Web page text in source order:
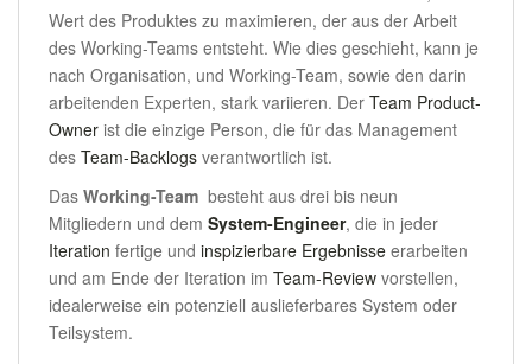
Wert des Produktes zu maximieren, der aus der Arbeit
des Working-Teams entsteht. Wie dies geschieht, kann je
nach Organisation, und Working-Team, sowie den darin
arbeitenden Experten, stark variieren. Der Team Product-
Owner ist die einzige Person, die für das Management
des Team-Backlogs verantwortlich ist.
Das Working-Team besteht aus drei bis neun
Mitgliedern und dem System-Engineer, die in jeder
Iteration fertige und inspizierbare Ergebnisse erarbeiten
und am Ende der Iteration im Team-Review vorstellen,
idealerweise ein potenziell auslieferbares System oder
Teilsystem.